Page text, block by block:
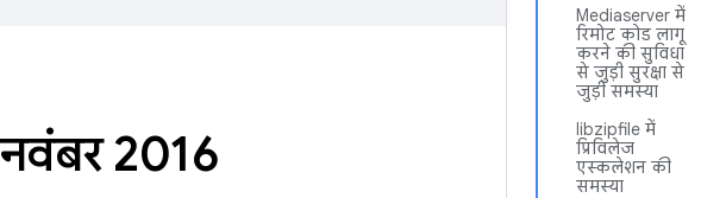
Mediaserver में
रिमोट कोड लागू
करने की सुविधा
से जुड़ी सुरक्षा से
जुड़ी समस्या
libzipfile में
प्रिविलेज
एस्कलेशन की
समस्या
2016